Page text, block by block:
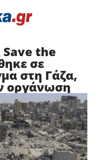
Save the
σε
στη Γάζα,
οργάνωση